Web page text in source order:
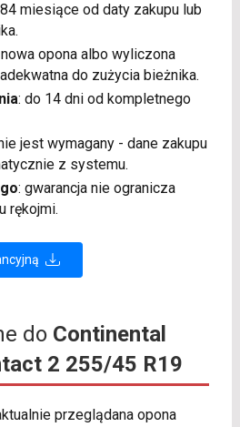
miesiące od daty zakupu lub
opona albo wyliczona
do zużycia bieżnika.
: do 14 dni od kompletnego
jest wymagany - dane zakupu
z systemu.
: gwarancja nie ogranicza
rękojmi.
do Continental
2 255/45 R19
przeglądana opona